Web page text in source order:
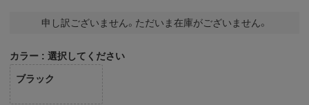
申し訳ございません。ただいま在庫がございません。
カラー 選択してください
ブラック